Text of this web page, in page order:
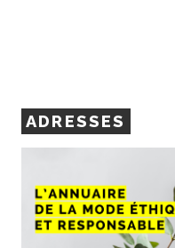
ADRESSES